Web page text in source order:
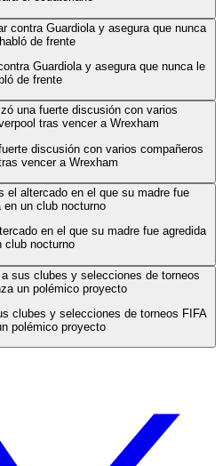
Guardiola y asegura que nunca le
de frente
discusión con varios compañeros
vencer a Wrexham
en el que su madre fue agredida
club nocturno
clubes y selecciones de torneos FIFA
polémico proyecto